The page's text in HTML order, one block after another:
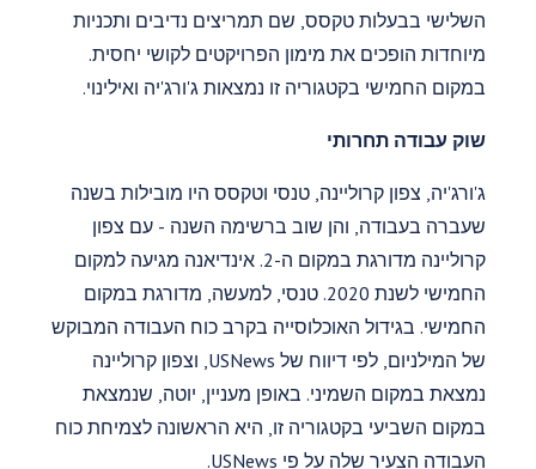
השלישי בבעלות טקסס, שם תמריצים נדיבים ותכניות
מיוחדות הופכים את מימון הפרויקטים לקושי יחסית.
במקום החמישי בקטגוריה זו נמצאות ג'ורג'יה ואילינוי.
שוק עבודה תחרותי
ג'ורג'יה, צפון קרוליינה, טנסי וטקסס היו מובילות בשנה
שעברה בעבודה, והן שוב ברשימה השנה - עם צפון
קרוליינה מדורגת במקום ה-2. אינדיאנה מגיעה למקום
החמישי לשנת 2020. טנסי, למעשה, מדורגת במקום
החמישי. בגידול האוכלוסייה בקרב כוח העבודה המבוקש
של המילניום, לפי דיווח של USNews, וצפון קרוליינה
נמצאת במקום השמיני. באופן מעניין, יוטה, שנמצאת
במקום השביעי בקטגוריה זו, היא הראשונה לצמיחת כוח
העבודה הצעיר שלה על פי USNews.